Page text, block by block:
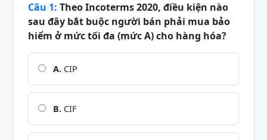
Câu 1: Theo Incoterms 2020, điều kiện nào
sau đây bắt buộc người bán phải mua bảo
hiểm ở mức tối đa (mức A) cho hàng hóa?
A. CIP
B. CIF